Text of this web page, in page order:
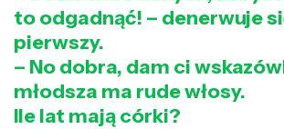
to odgadnąć! – denerwuje
pierwszy.
– No dobra, dam ci
młodsza ma rude włosy.
Ile lat mają córki?